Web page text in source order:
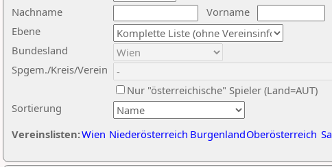
Nachname
Vorname
Ebene
Sortierung
Bundesland
Spgem./Kreis/Verein
Nur "österreichische" Spieler (Land=AUT)
Vereinslisten:Wien Niederösterreich BurgenlandOberösterreich